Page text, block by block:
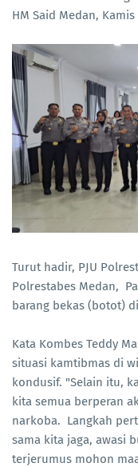
HM Said Medan,
Turut hadir, PJU
Polrestabes Medan,
barang bekas (botot)
Kata Kombes Teddy
situasi kamtibmas di
kondusif. "Selain itu,
kita semua berperan
narkoba. Langkah
sama kita jaga, awasi
terjerumus mohon